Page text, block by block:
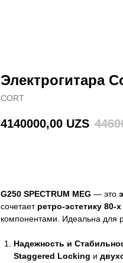
Электрогитара
CORT
4140000,00 UZS
G250 SPECTRUM MEG — это
сочетает ретро-эстетику 80-х
компонентами. Идеальна для
Надежность и
Staggered Locking и